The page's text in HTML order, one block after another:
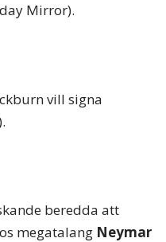
Mirror).
vill signa
beredda att
megatalang Neymar